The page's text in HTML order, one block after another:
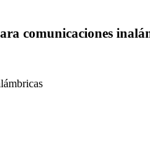
comunicaciones